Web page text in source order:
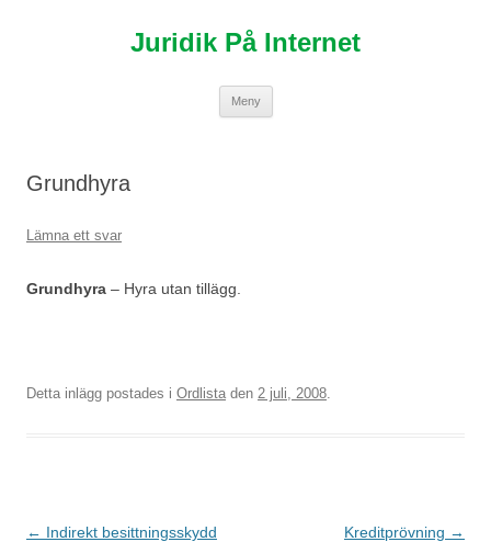
Juridik På Internet
Meny
Grundhyra
Lämna ett svar
Grundhyra – Hyra utan tillägg.
Detta inlägg postades i Ordlista den 2 juli, 2008.
Inläggsnavigering
← Indirekt besittningsskydd Kreditprövning →